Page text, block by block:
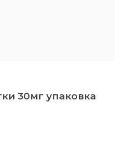
30мг упаковка